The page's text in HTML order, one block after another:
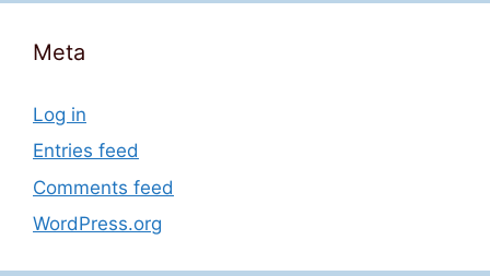
Meta
Log in
Entries feed
Comments feed
WordPress.org